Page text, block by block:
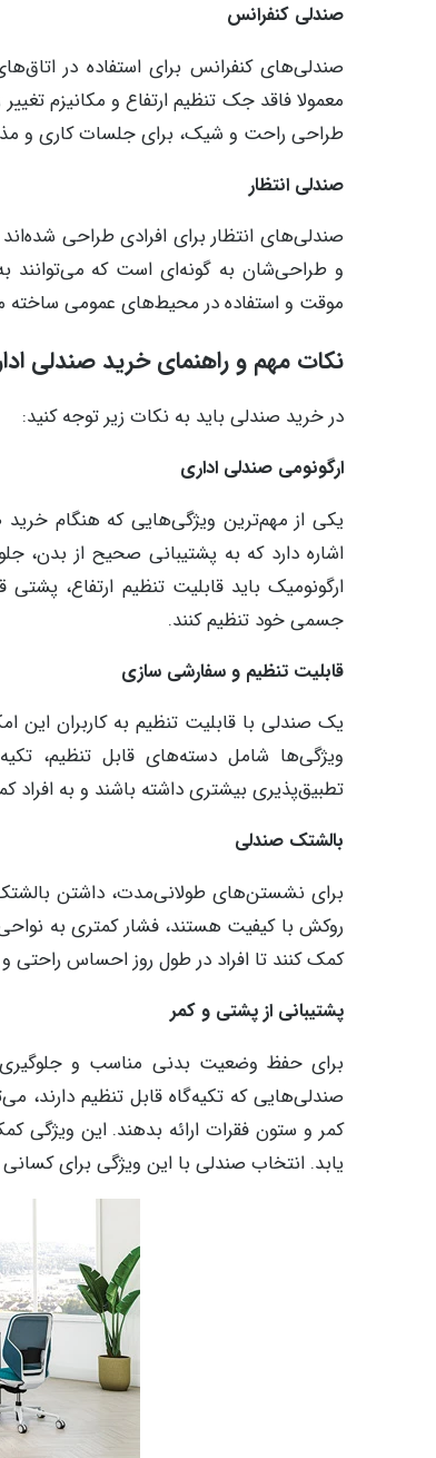
صندلی کنفرانس
صندلی‌های کنفرانس برای استفاده در
معمولا فاقد جک تنظیم ارتفاع و مکانیزم
طراحی راحت و شیک، برای جلسات کاری و
صندلی انتظار
صندلی‌های انتظار برای افرادی طراحی
و طراحی‌شان به گونه‌ای است که می‌توانند
موقت و استفاده در محیط‌های عمومی ساخته
نکات مهم و راهنمای خرید صندلی
در خرید صندلی باید به نکات زیر توجه کنید:
ارگونومی صندلی اداری
یکی از مهم‌ترین ویژگی‌هایی که هنگام
اشاره دارد که به پشتیبانی صحیح از
ارگونومیک باید قابلیت تنظیم ارتفاع، پشتی
جسمی خود تنظیم کنند.
قابلیت تنظیم و سفارشی سازی
یک صندلی با قابلیت تنظیم به کاربران
ویژگی‌ها شامل دسته‌های قابل تنظیم،
تطبیق‌پذیری بیشتری داشته باشند و به
بالشتک صندلی
برای نشستن‌های طولانی‌مدت، داشتن
روکش با کیفیت هستند، فشار کمتری به
کمک کنند تا افراد در طول روز احساس راحتی
پشتیبانی از پشتی و کمر
برای حفظ وضعیت بدنی مناسب و جلوگیری
صندلی‌هایی که تکیه‌گاه قابل تنظیم دارند،
کمر و ستون فقرات ارائه بدهند. این
یابد. انتخاب صندلی با این ویژگی برای